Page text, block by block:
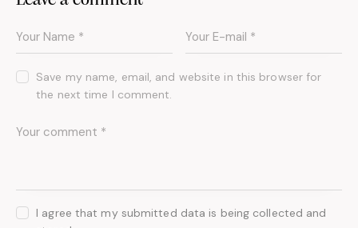
Save my name, email, and website in this browser for
the next time I comment.
I agree that my submitted data is being collected and